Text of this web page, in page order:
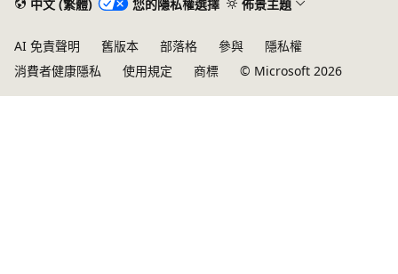
中文 (繁體) 您的隱私權選擇 佈景主題
AI 免責聲明 舊版本 部落格 參與
隱私權
消費者健康隱私
使用規定 商標 © Microsoft 2026